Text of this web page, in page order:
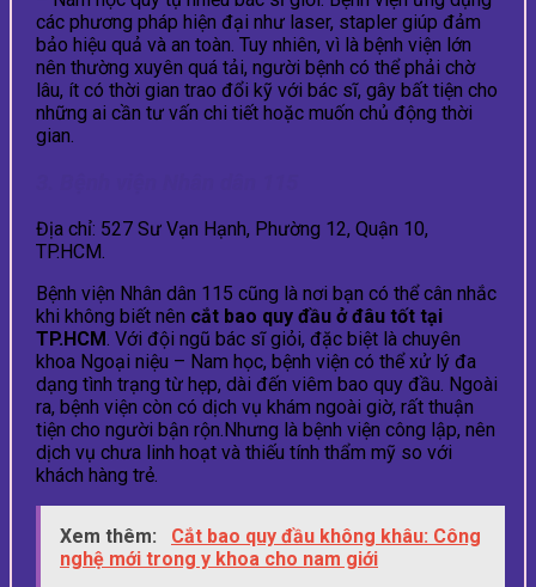
các phương pháp hiện đại như laser, stapler giúp đảm
bảo hiệu quả và an toàn. Tuy nhiên, vì là bệnh viện lớn
nên thường xuyên quá tải, người bệnh có thể phải chờ
lâu, ít có thời gian trao đổi kỹ với bác sĩ, gây bất tiện cho
những ai cần tư vấn chi tiết hoặc muốn chủ động thời
gian.
Địa chỉ: 527 Sư Vạn Hạnh, Phường 12, Quận 10,
TP.HCM.
Bệnh viện Nhân dân 115 cũng là nơi bạn có thể cân nhắc
khi không biết nên cắt bao quy đầu ở đâu tốt tại
TP.HCM. Với đội ngũ bác sĩ giỏi, đặc biệt là chuyên
khoa Ngoại niệu – Nam học, bệnh viện có thể xử lý đa
dạng tình trạng từ hẹp, dài đến viêm bao quy đầu. Ngoài
ra, bệnh viện còn có dịch vụ khám ngoài giờ, rất thuận
tiện cho người bận rộn.Nhưng là bệnh viện công lập, nên
dịch vụ chưa linh hoạt và thiếu tính thẩm mỹ so với
khách hàng trẻ.
Xem thêm:
Cắt bao quy đầu không khâu: Công
nghệ mới trong y khoa cho nam giới